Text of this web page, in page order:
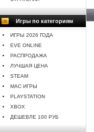
Игры по категориям
ИГРЫ 2026 ГОДА
EVE ONLINE
РАСПРОДАЖА
ЛУЧШАЯ ЦЕНА
STEAM
MAC ИГРЫ
PLAYSTATION
XBOX
ДЕШЕВЛЕ 100 РУБ